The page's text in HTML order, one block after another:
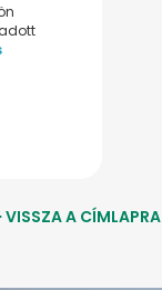
VISSZA A CÍMLAPRA